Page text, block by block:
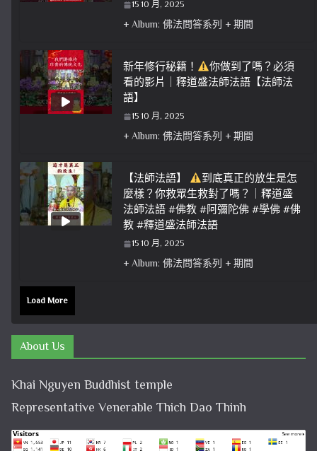
15 10 月, 2025
+ Album: 佛法問答系列 + 期間
新年修行秘籍！
你做到了嗎？必須
看的影片｜釋道盛法師法語【法師法
語】
15 10 月, 2025
+ Album: 佛法問答系列 + 期間
【法師法語】
到底真正的放生是怎
麼樣？你救眾生救對了嗎？｜釋道盛
法師法語 #佛教 #阿彌陀佛 #學佛 #佛
教 #釋道盛法師法語
15 10 月, 2025
+ Album: 佛法問答系列 + 期間
Load More
About Us
Khai Nguyen Buddhist temple
Representative Venerable Thich Dao Thinh